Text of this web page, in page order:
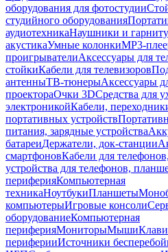
оборудования для фотостудии
студийного оборудования
аудиотехникаНаушники и
акустикаУмные колонкиMP3-
проигрывателиАксессуары для
стойкиКабели для телевизоров
антенныТВ-тюнерыАксессуары
проектораОчки 3DСредства для
электроникойКабели,
портативных устройств
питания, зарядные устройства
батареиДержатели, док-станции
смартфоновКабели для
устройства для телефонов,
периферияКомпьютерная
техникаНоутбукиПланшеты
компьютерыИгровые консоли
оборудованиеКомпьютерная
периферияМониторыМыши
периферииИсточники